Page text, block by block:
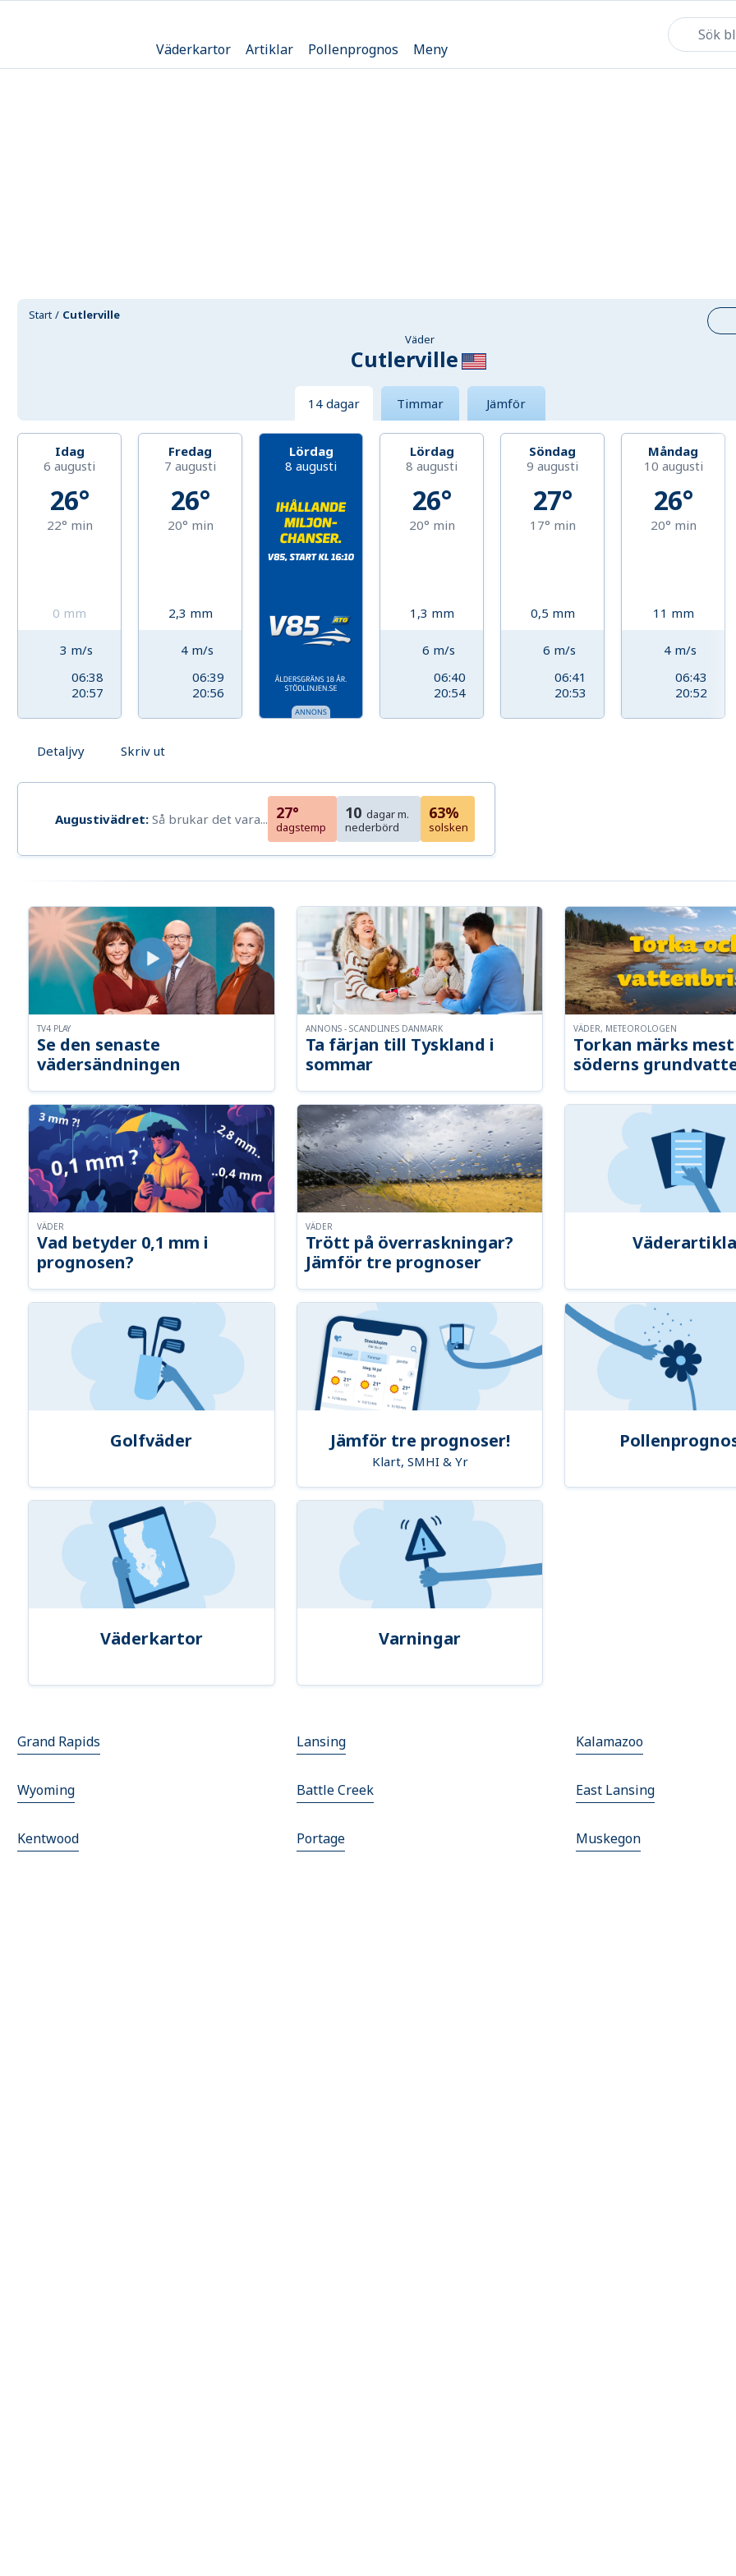
Väderkartor Artiklar Pollenprognos Meny
Start
Cutlerville
Väder
Cutlerville
14 dagar Timmar Jämför
Idag
6 augusti
26°
22° min
0 mm
3 m/s
06:38
20:57
Fredag
7 augusti
26°
20° min
2,3 mm
4 m/s
06:39
20:56
Lördag
8 augusti
Lördag
8 augusti
26°
20° min
1,3 mm
6 m/s
06:40
20:54
Söndag
9 augusti
27°
17° min
0,5 mm
6 m/s
06:41
20:53
Måndag
10 augusti
26°
20° min
11 mm
4 m/s
06:43
20:52
Detaljvy Skriv ut
Augustivädret: Så brukar det vara... 27°
dagstemp
10 dagar m.
nederbörd
63%
solsken
Se den senaste
vädersändningen
TV4 PLAY
Ta färjan till Tyskland i
sommar
ANNONS - SCANDLINES DANMARK
Torkan märks
söderns
VÄDER, METEOROLOGEN
Vad betyder 0,1 mm i
prognosen?
VÄDER
Trött på överraskningar?
Jämför tre prognoser
VÄDER
Golfväder Jämför tre prognoser!
Klart, SMHI & Yr
Väderkartor Varningar
Grand Rapids Lansing Kalamazoo
Wyoming Battle Creek East Lansing
Kentwood Portage Muskegon